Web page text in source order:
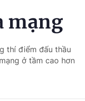
mạng
thí điểm đấu thầu
ở tầm cao hơn